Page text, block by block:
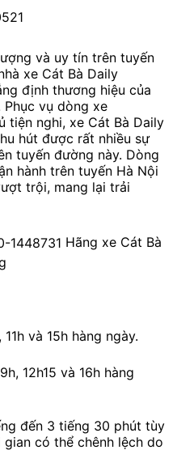
và uy tín trên tuyến
xe Cát Bà Daily
định thương hiệu của
vụ dòng xe
tiện nghi, xe Cát Bà Daily
hút được rất nhiều sự
tuyến đường này. Dòng
hành trên tuyến Hà Nội
trội, mang lại trải
Hãng xe Cát Bà
và 15h hàng ngày.
12h15 và 16h hàng
đến 3 tiếng 30 phút tùy
có thể chênh lệch do